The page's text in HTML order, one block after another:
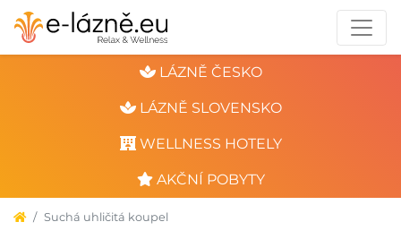
LÁZNĚ ČESKO
LÁZNĚ SLOVENSKO
WELLNESS HOTELY
AKČNÍ POBYTY
Suchá uhličitá koupel